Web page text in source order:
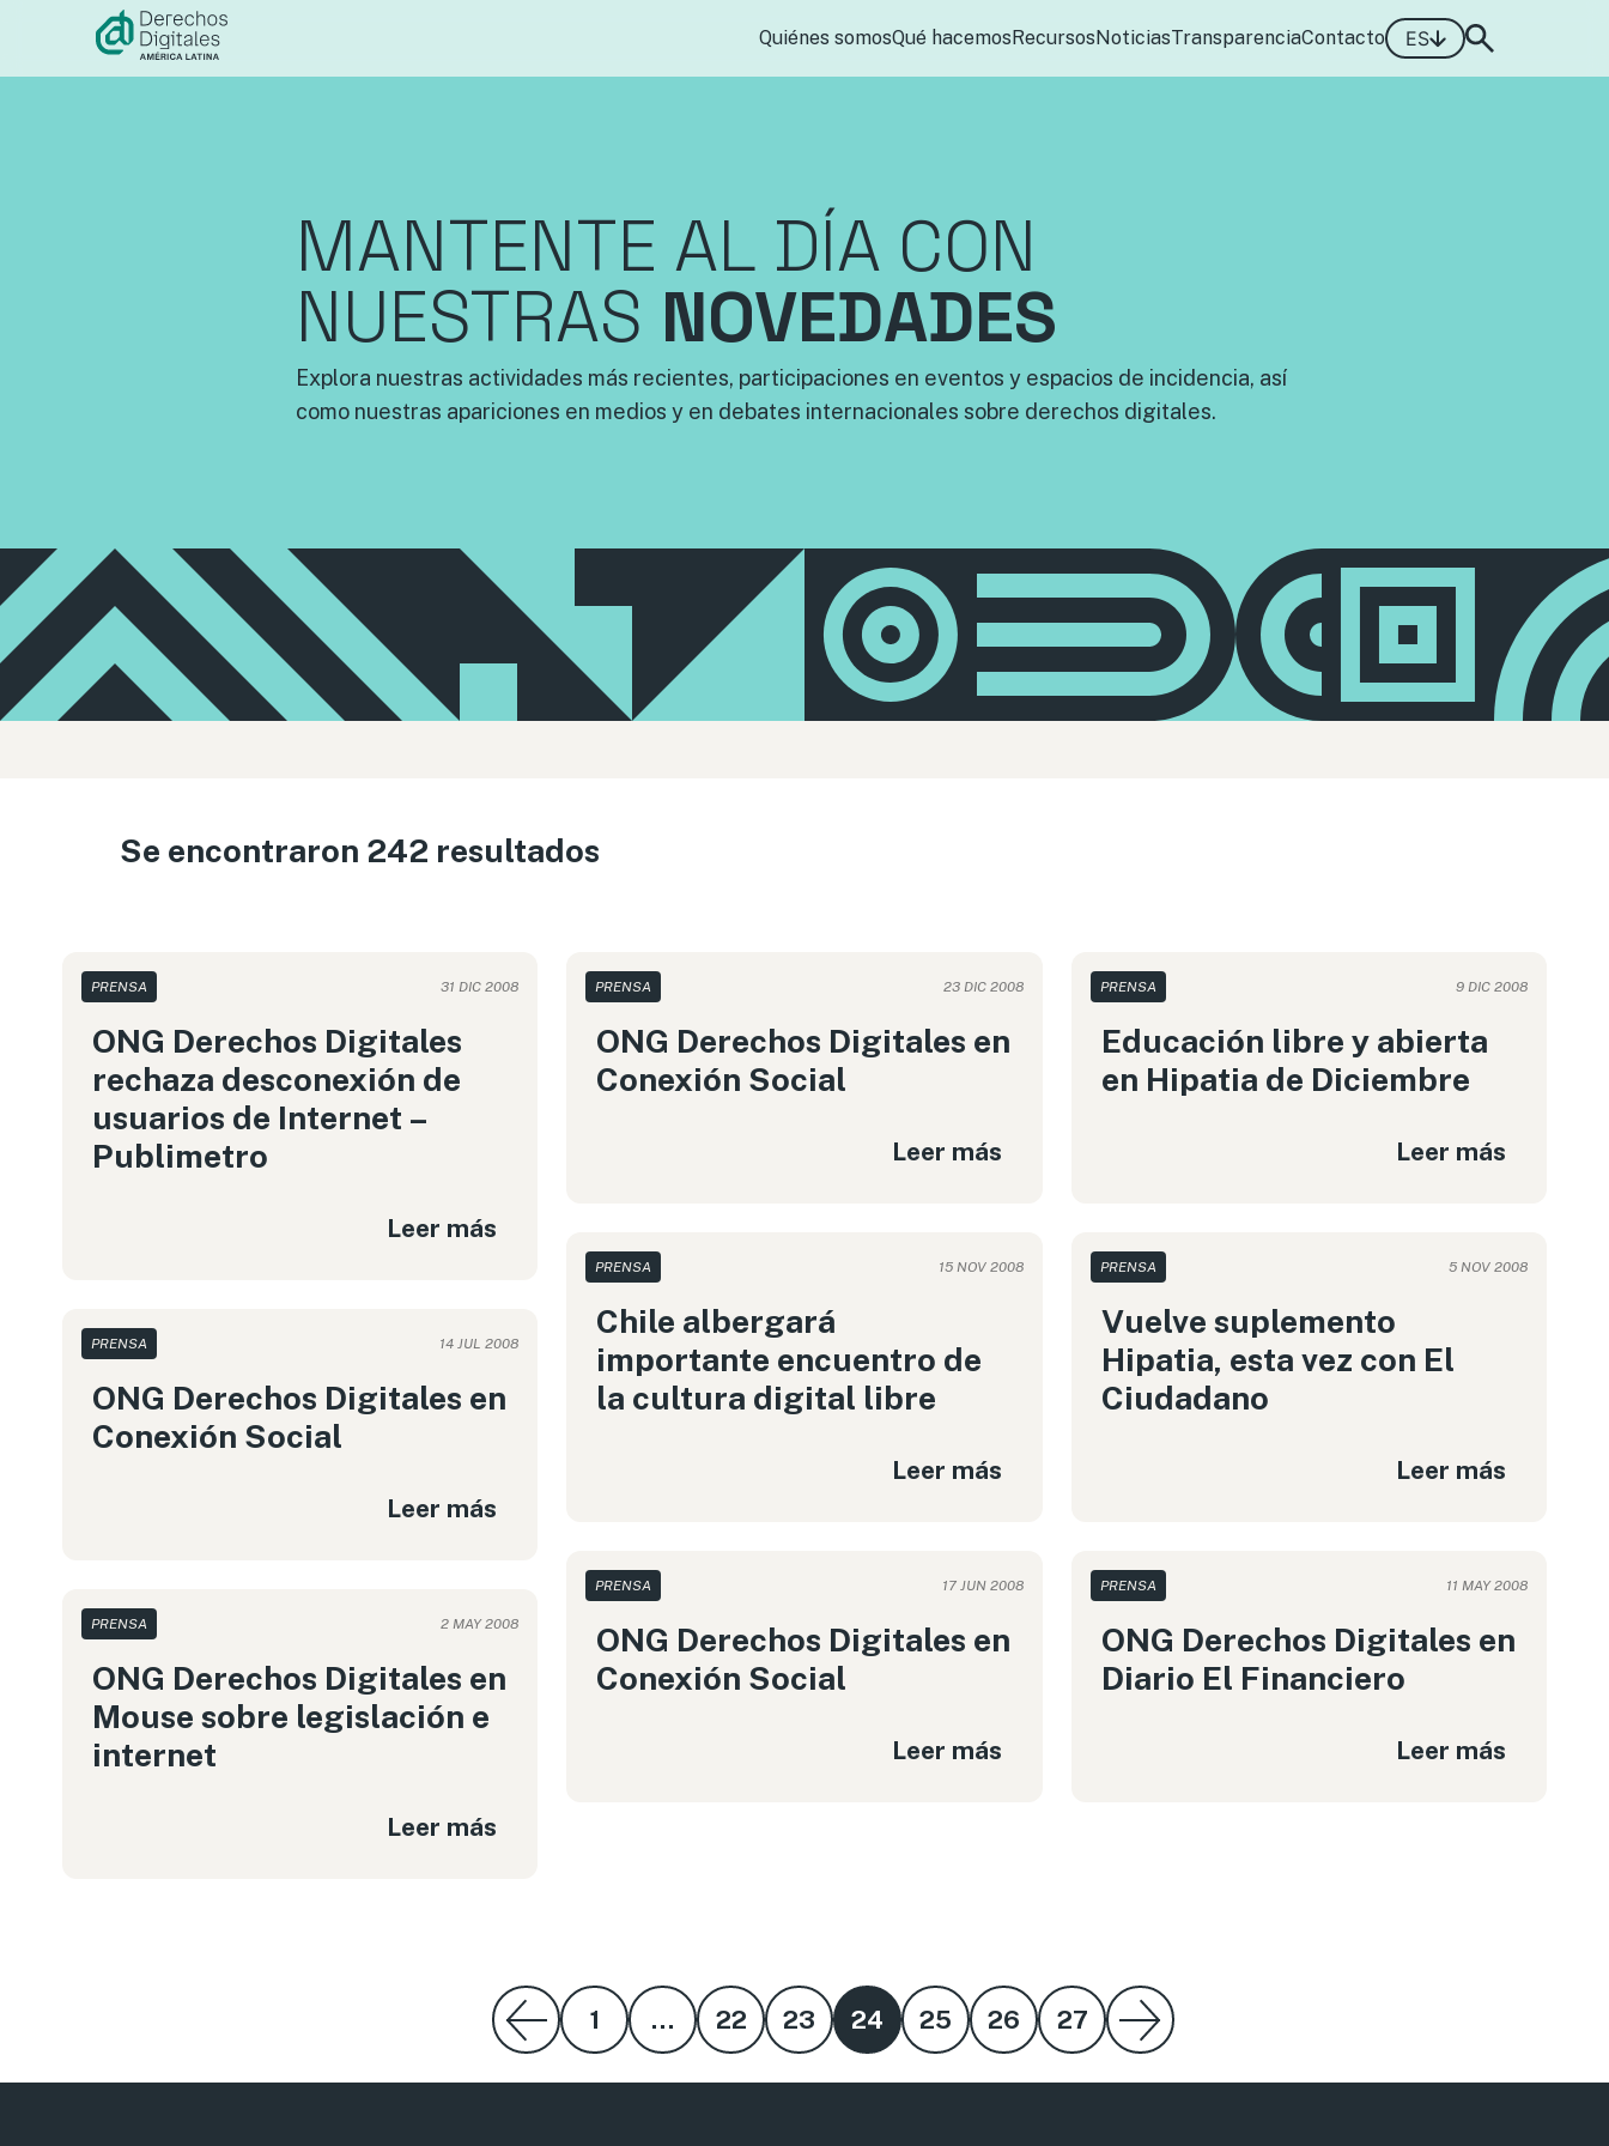
Quiénes somosQué hacemosRecursosNoticiasTransparenciaContacto ES
MANTENTE AL DÍA CON
NUESTRAS NOVEDADES
Explora nuestras actividades más recientes, participaciones en eventos y espacios de incidencia, así
como nuestras apariciones en medios y en debates internacionales sobre derechos digitales.
Se encontraron 242 resultados
PRENSA 31 DIC 2008
ONG Derechos Digitales
rechaza desconexión de
usuarios de Internet –
Publimetro
Leer más
PRENSA 23 DIC 2008
ONG Derechos Digitales en
Conexión Social
Leer más
PRENSA 9 DIC 2008
Educación libre y abierta
en Hipatia de Diciembre
Leer más
PRENSA 15 NOV 2008
Chile albergará
importante encuentro de
la cultura digital libre
Leer más
PRENSA 5 NOV 2008
Vuelve suplemento
Hipatia, esta vez con El
Ciudadano
Leer más
PRENSA 14 JUL 2008
ONG Derechos Digitales en
Conexión Social
Leer más
PRENSA 17 JUN 2008
ONG Derechos Digitales en
Conexión Social
Leer más
PRENSA 11 MAY 2008
ONG Derechos Digitales en
Diario El Financiero
Leer más
PRENSA 2 MAY 2008
ONG Derechos Digitales en
Mouse sobre legislación e
internet
Leer más
Página anterior
1 … 22 23 24 25 26 27
Página siguiente